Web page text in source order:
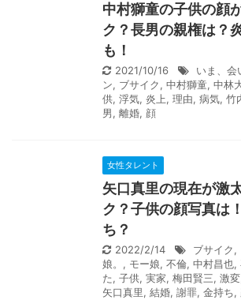
中村獅童の子供の顔
ク？長男の親権は？
も！
2021/10/16 いま、会
ン, ブサイク, 中村獅童, 中林
供, 浮気, 炎上, 理由, 病気, 竹
男, 離婚, 顔
女性タレント
矢口真里の現在が激
ク？子供の顔写真は
ち？
2022/2/14 ブサイク,
娘。 , モー娘, 不倫, 中村昌也,
た, 子供, 実家, 梅田賢三, 激変
矢口真里, 結婚, 謝罪, 金持ち,